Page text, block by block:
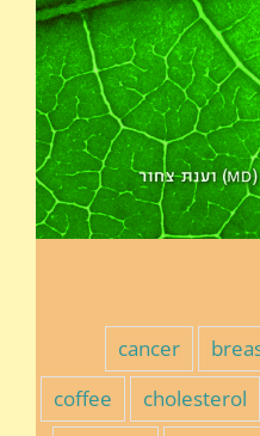
cancer
cholesterol
coffee